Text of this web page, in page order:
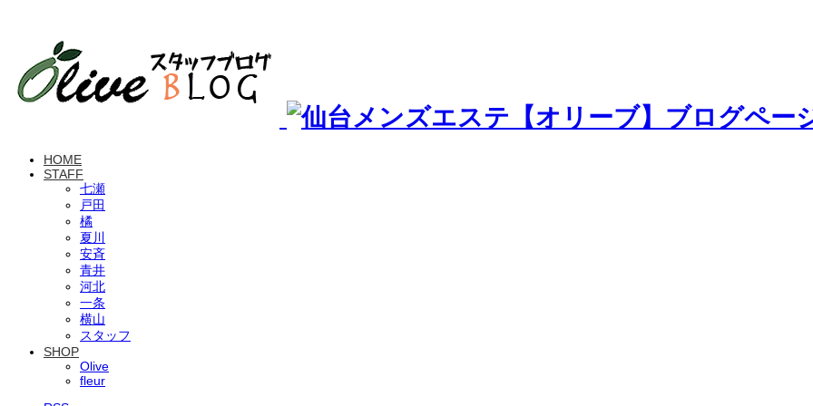
HOME
STAFF
七瀬
戸田
橘
夏川
安斉
青井
河北
一条
横山
スタッフ
SHOP
Olive
fleur